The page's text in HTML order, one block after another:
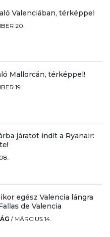
Valenciában, térképpel
20.
Mallorcán, térképpel!
19.
járatot indít a Ryanair:
egész Valencia lángra
de Valencia
/ MÁRCIUS 14.